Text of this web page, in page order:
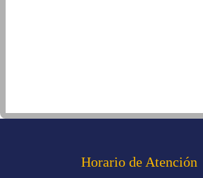
Horario de Atención